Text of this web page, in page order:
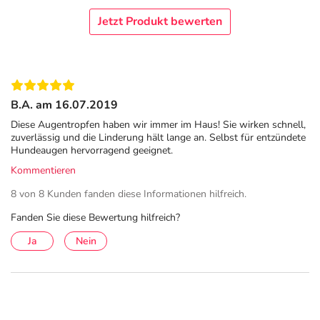
Augentropfen mehrmals täglich in Ihre Augen.
Wenn von Ihrem Arzt / medizinischen Fachpersonal em
pfohlen, können CONISAN N® Augentropfen auch nach
Augenoperationen oder Verletzungen der Augen
angewen det werden
.
CONISAN N ® Augentropfen sollten bei Überempfindlich
Zusammensetzung) nicht angewendet werden.
Jetzt Produkt bewerten
B.A. am 16.07.2019
Diese Augentropfen haben wir immer im Haus! Sie wirken schnell,
zuverlässig und die Linderung hält lange an. Selbst für entzündete
Hundeaugen hervorragend geeignet.
Kommentieren
8 von 8 Kunden fanden diese Informationen hilfreich.
Fanden Sie diese Bewertung hilfreich?
Ja
Nein